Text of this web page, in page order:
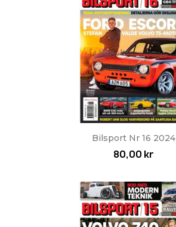
Bilsport Nr 16 2024
80,00 kr